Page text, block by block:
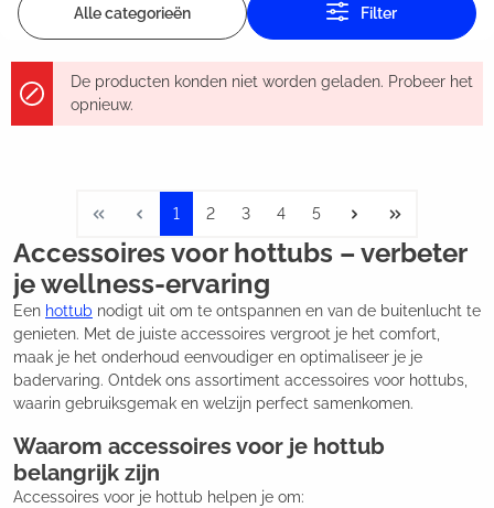
Alle categorieën Filter
De producten konden niet worden geladen. Probeer het
opnieuw.
1 2 3 4 5
Accessoires voor hottubs – verbeter
je wellness-ervaring
Een hottub nodigt uit om te ontspannen en van de buitenlucht te
genieten. Met de juiste accessoires vergroot je het comfort,
maak je het onderhoud eenvoudiger en optimaliseer je je
badervaring. Ontdek ons assortiment accessoires voor hottubs,
waarin gebruiksgemak en welzijn perfect samenkomen.
Waarom accessoires voor je hottub
belangrijk zijn
Accessoires voor je hottub helpen je om: